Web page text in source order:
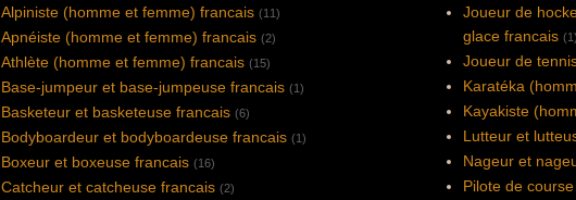
Alpiniste (homme et femme) francais (11)
Apnéiste (homme et femme) francais (2)
Athlète (homme et femme) francais (15)
Base-jumpeur et base-jumpeuse francais (1)
Basketeur et basketeuse francais (6)
Bodyboardeur et bodyboardeuse francais (1)
Boxeur et boxeuse francais (16)
Catcheur et catcheuse francais (2)
Joueur de
glace francais (1)
Joueur de
Karatéka
Kayakiste
Lutteur et
Nageur et
Pilote de